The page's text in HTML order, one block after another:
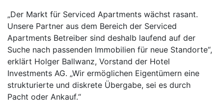
„Der Markt für Serviced Apartments wächst rasant.
Unsere Partner aus dem Bereich der Serviced
Apartments Betreiber sind deshalb laufend auf der
Suche nach passenden Immobilien für neue Standorte“,
erklärt Holger Ballwanz, Vorstand der Hotel
Investments AG. „Wir ermöglichen Eigentümern eine
strukturierte und diskrete Übergabe, sei es durch
Pacht oder Ankauf.“